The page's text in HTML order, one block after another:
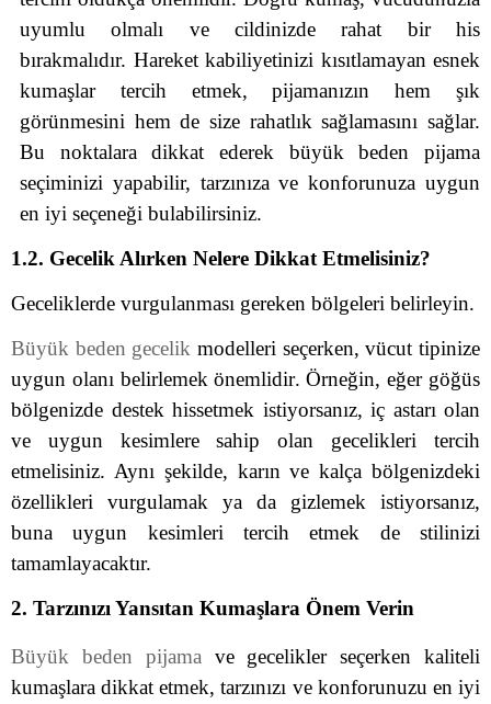
uyumlu olmalı ve cildinizde rahat bir his
bırakmalıdır. Hareket kabiliyetinizi kısıtlamayan esnek
kumaşlar tercih etmek, pijamanızın hem şık
görünmesini hem de size rahatlık sağlamasını sağlar.
Bu noktalara dikkat ederek büyük beden pijama
seçiminizi yapabilir, tarzınıza ve konforunuza uygun
en iyi seçeneği bulabilirsiniz.
1.2. Gecelik Alırken Nelere Dikkat Etmelisiniz?
Geceliklerde vurgulanması gereken bölgeleri belirleyin.
Büyük beden gecelik modelleri seçerken, vücut tipinize
uygun olanı belirlemek önemlidir. Örneğin, eğer göğüs
bölgenizde destek hissetmek istiyorsanız, iç astarı olan
ve uygun kesimlere sahip olan gecelikleri tercih
etmelisiniz. Aynı şekilde, karın ve kalça bölgenizdeki
özellikleri vurgulamak ya da gizlemek istiyorsanız,
buna uygun kesimleri tercih etmek de stilinizi
tamamlayacaktır.
2. Tarzınızı Yansıtan Kumaşlara Önem Verin
Büyük beden pijama ve gecelikler seçerken kaliteli
kumaşlara dikkat etmek, tarzınızı ve konforunuzu en iyi